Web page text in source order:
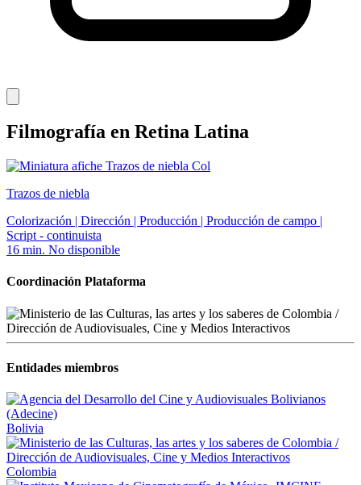
Filmografía en Retina Latina
Col
Trazos de niebla
Colorización | Dirección | Producción | Producción de campo |
Script - continuista
16 min. No disponible
Coordinación Plataforma
Entidades miembros
Bolivia
Colombia